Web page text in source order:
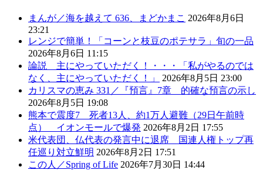
まんが／海を越えて 636、まどかまこ 2026年8月6日
23:21
レンジで簡単！「コーンと枝豆のポテサラ」旬の一品
2026年8月6日 11:15
論説 主にやっていただく！・・・「私がやるのでは
なく、主にやっていただく！」
2026年8月5日 23:00
カリスマの恵み 331／『預言』7章 的確な預言の示し
2026年8月5日 19:08
熊本で震度7 死者13人、約1万人避難（29日午前時
点） イオンモールで爆発 2026年8月2日 17:55
米代表団、仏代表の発言中に退席 国連人権トップ再
任巡り対立鮮明 2026年8月2日 17:51
この人／Spring of Life 2026年7月30日 14:44